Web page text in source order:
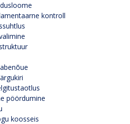
kontroll
pöördumine
koosseis